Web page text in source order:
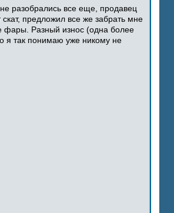
разобрались все еще, продавец
предложил все же забрать мне
фары. Разный износ (одна более
я так понимаю уже никому не